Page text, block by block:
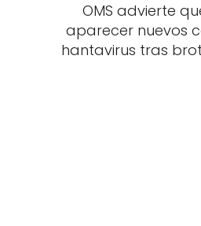
OMS advierte
aparecer nuevos
hantavirus tras